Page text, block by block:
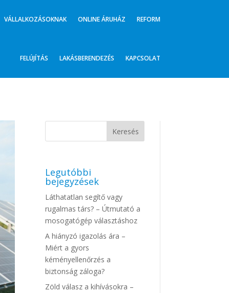
VÁLLALKOZÁSOKNAK ONLINE ÁRUHÁZ REFORM
FELÚJÍTÁS LAKÁSBERENDEZÉS KAPCSOLAT
Legutóbbi
bejegyzések
Láthatatlan segítő vagy
rugalmas társ? – Útmutató a
mosogatógép választáshoz
A hiányzó igazolás ára –
Miért a gyors
kéményellenőrzés a
biztonság záloga?
Zöld válasz a kihívásokra –